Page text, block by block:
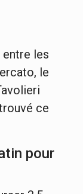
les
le
ce
pour